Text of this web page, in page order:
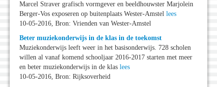
Marcel Straver grafisch vormgever en beeldhouwster Marjolein
Berger-Vos exposeren op buitenplaats Wester-Amstel lees
10-05-2016, Bron: Vrienden van Wester-Amstel
Beter muziekonderwijs in de klas in de toekomst
Muziekonderwijs leeft weer in het basisonderwijs. 728 scholen
willen al vanaf komend schooljaar 2016-2017 starten met meer
en beter muziekonderwijs in de klas lees
10-05-2016, Bron: Rijksoverheid